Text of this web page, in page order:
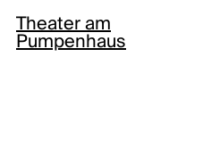
Theater am
Pumpenhaus